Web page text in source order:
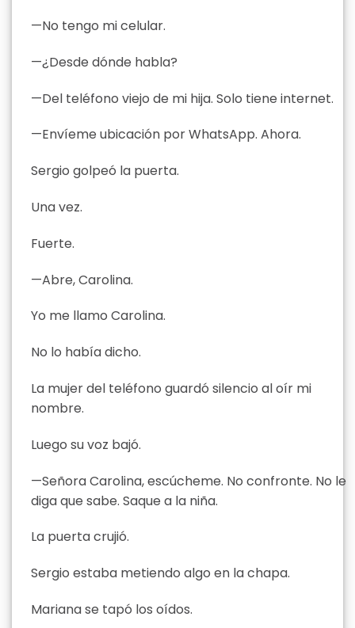
—No tengo mi celular.
—¿Desde dónde habla?
—Del teléfono viejo de mi hija. Solo tiene internet.
—Envíeme ubicación por WhatsApp. Ahora.
Sergio golpeó la puerta.
Una vez.
Fuerte.
—Abre, Carolina.
Yo me llamo Carolina.
No lo había dicho.
La mujer del teléfono guardó silencio al oír mi
nombre.
Luego su voz bajó.
—Señora Carolina, escúcheme. No confronte. No le
diga que sabe. Saque a la niña.
La puerta crujió.
Sergio estaba metiendo algo en la chapa.
Mariana se tapó los oídos.